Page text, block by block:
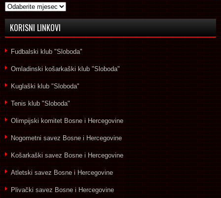
Arhive
KORISNI LINKOVI
Fudbalski klub "Sloboda"
Omladinski košarkaški klub "Sloboda"
Kuglaški klub "Sloboda"
Tenis klub "Sloboda"
Olimpijski komitet Bosne i Hercegovine
Nogometni savez Bosne i Hercegovine
Košarkaški savez Bosne i Hercegovine
Atletski savez Bosne i Hercegovine
Plivački savez Bosne i Hercegovine